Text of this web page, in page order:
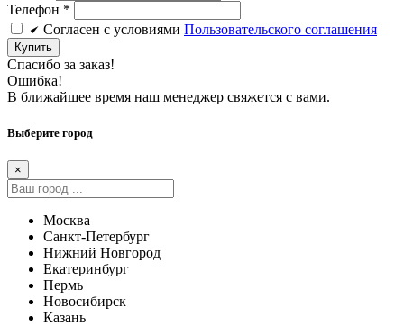
Телефон *
Cогласен c условиями Пользовательского соглашения
Купить
Спасибо за заказ!
Ошибка!
В ближайшее время наш менеджер свяжется с вами.
Выберите город
×
Москва
Санкт-Петербург
Нижний Новгород
Екатеринбург
Пермь
Новосибирск
Казань